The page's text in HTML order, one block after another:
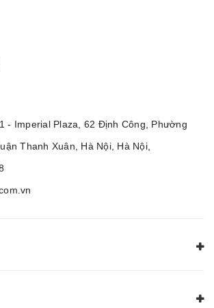
- Imperial Plaza, 62 Định Công, Phường
Thanh Xuân, Hà Nội, Hà Nội,